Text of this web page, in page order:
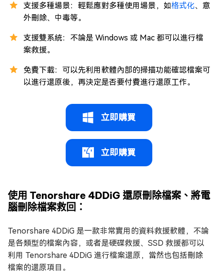
支援多種場景：輕鬆應對多種使用場景，如格式化、意
外刪除、中毒等。
支援雙系統：不論是 Windows 或 Mac 都可以進行檔
案救援。
免費下載：可以先利用軟體內部的掃描功能確認檔案可
以進行還原後，再決定是否要付費進行還原工作。
立即購買
立即購買
使用 Tenorshare 4DDiG 還原刪除檔案、將電
腦刪除檔案救回：
Tenorshare 4DDiG 是一款非常實用的資料救援軟體，不論
是各類型的檔案內容，或者是硬碟救援、SSD 救援都可以
利用 Tenorshare 4DDiG 進行檔案還原，當然也包括刪除
檔案的還原項目。